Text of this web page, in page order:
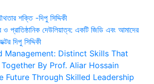
শক্তি -দিপু সিদ্দিকী
প্রাতিষ্ঠানিক দেউলিয়াত্ব: একটি জিডি এবং আমাদের
দিপু সিদ্দিকী
Management: Distinct Skills That
By Prof. Aliar Hossain
Future Through Skilled Leadership